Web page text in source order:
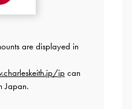
are displayed in
jpcan
Japan.